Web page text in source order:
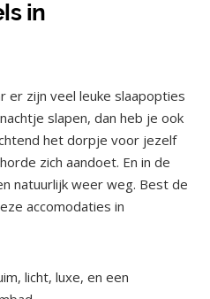
in
er zijn veel leuke slaapopties
slapen, dan heb je ook
het dorpje voor jezelf
zich aandoet. En in de
natuurlijk weer weg. Best de
accomodaties in
licht, luxe, en een